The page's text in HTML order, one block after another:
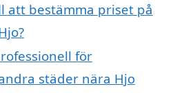
att bestämma priset på
för
städer nära Hjo